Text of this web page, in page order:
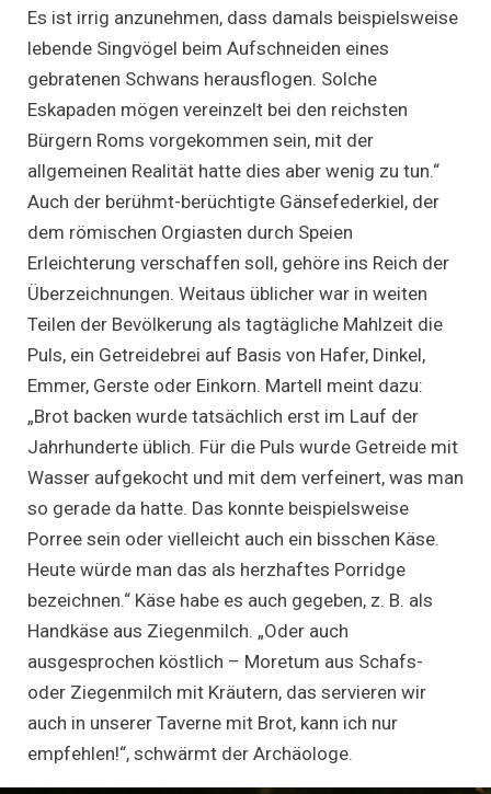
Es ist irrig anzunehmen, dass damals beispielsweise
lebende Singvögel beim Aufschneiden eines
gebratenen Schwans herausflogen. Solche
Eskapaden mögen vereinzelt bei den reichsten
Bürgern Roms vorgekommen sein, mit der
allgemeinen Realität hatte dies aber wenig zu tun.“
Auch der berühmt-berüchtigte Gänsefederkiel, der
dem römischen Orgiasten durch Speien
Erleichterung verschaffen soll, gehöre ins Reich der
Überzeichnungen. Weitaus üblicher war in weiten
Teilen der Bevölkerung als tagtägliche Mahlzeit die
Puls, ein Getreidebrei auf Basis von Hafer, Dinkel,
Emmer, Gerste oder Einkorn. Martell meint dazu:
„Brot backen wurde tatsächlich erst im Lauf der
Jahrhunderte üblich. Für die Puls wurde Getreide mit
Wasser aufgekocht und mit dem verfeinert, was man
so gerade da hatte. Das konnte beispielsweise
Porree sein oder vielleicht auch ein bisschen Käse.
Heute würde man das als herzhaftes Porridge
bezeichnen.“ Käse habe es auch gegeben, z. B. als
Handkäse aus Ziegenmilch. „Oder auch
ausgesprochen köstlich – Moretum aus Schafs-
oder Ziegenmilch mit Kräutern, das servieren wir
auch in unserer Taverne mit Brot, kann ich nur
empfehlen!“, schwärmt der Archäologe.